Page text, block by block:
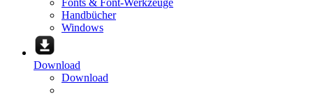
Fonts & Font-Werkzeuge
Handbücher
Windows
Download
Download